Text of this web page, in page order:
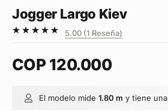
Jogger Largo Kiev
5.00 (1 Reseña)
COP120.000
El modelo mide 1.80 m y tiene una